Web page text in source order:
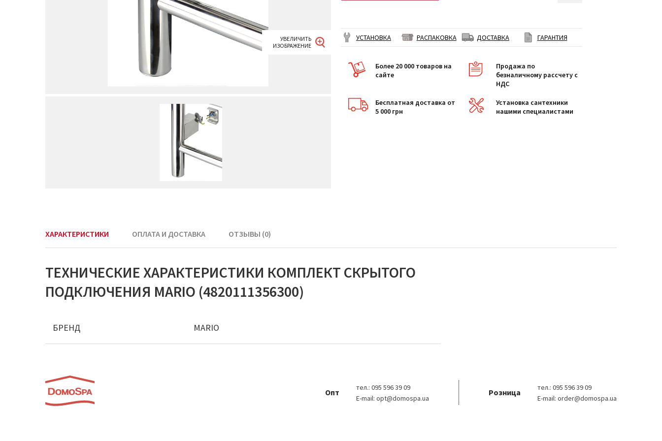
УСТАНОВКА РАСПАКОВКА ДОСТАВКА ГАРАНТИЯ
Более 20 000 товаров на
сайте
Продажа по
безналичному рассчету с
НДС
Бесплатная доставка от
5 000 грн
Установка сантехники
нашими специалистами
ХАРАКТЕРИСТИКИ ОПЛАТА И ДОСТАВКА ОТЗЫВЫ (0)
ТЕХНИЧЕСКИЕ ХАРАКТЕРИСТИКИ КОМПЛЕКТ СКРЫТОГО
ПОДКЛЮЧЕНИЯ MARIO (4820111356300)
БРЕНД MARIO
Опт
тел.: 095 596 39 09
E-mail: opt@domospa.ua
Розница
тел.: 095 596 39 09
E-mail: order@domospa.ua